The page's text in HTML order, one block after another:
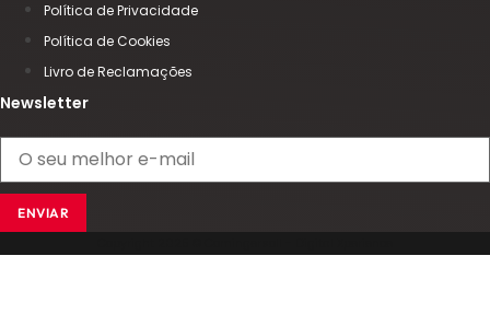
Política de Privacidade
Política de Cookies
Livro de Reclamações
Newsletter
ENVIAR